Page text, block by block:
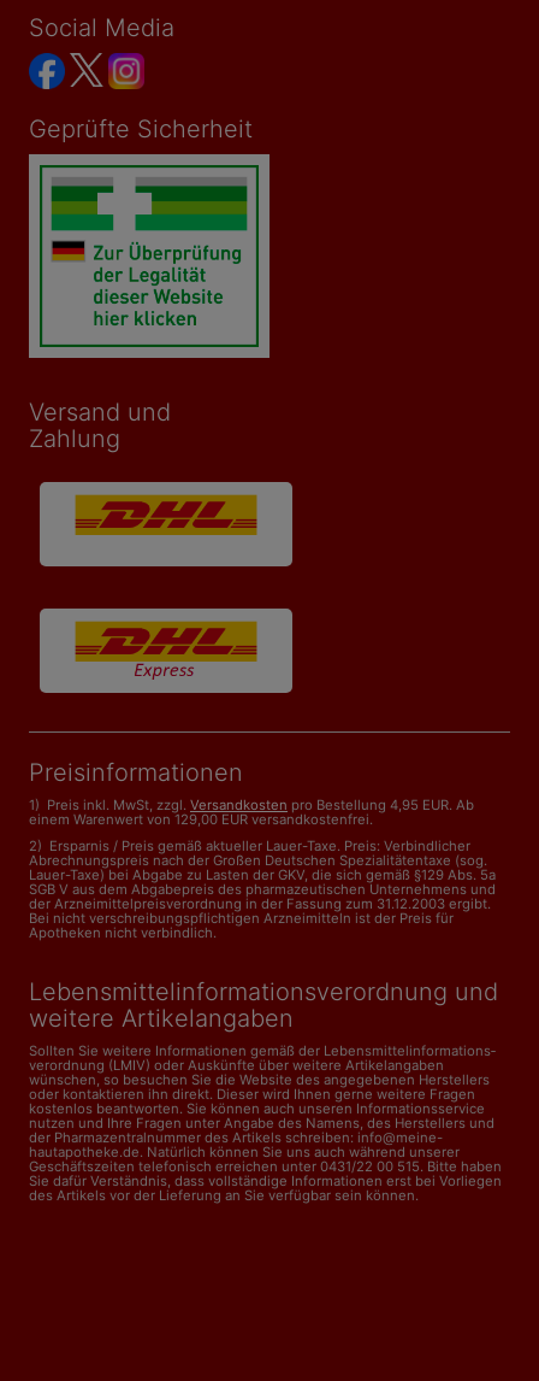
Social Media
Geprüfte Sicherheit
Versand und
Zahlung
Preisinformationen
1) Preis inkl. MwSt, zzgl. Versandkosten pro Bestellung 4,95 EUR. Ab
einem Warenwert von 129,00 EUR versandkostenfrei.
2) Ersparnis / Preis gemäß aktueller Lauer-Taxe. Preis: Verbindlicher
Abrechnungspreis nach der Großen Deutschen Spezialitätentaxe (sog.
Lauer-Taxe) bei Abgabe zu Lasten der GKV, die sich gemäß §129 Abs. 5a
SGB V aus dem Abgabepreis des pharmazeutischen Unternehmens und
der Arzneimittelpreisverordnung in der Fassung zum 31.12.2003 ergibt.
Bei nicht verschreibungspflichtigen Arzneimitteln ist der Preis für
Apotheken nicht verbindlich.
Lebensmittelinformations­verordnung und
weitere Artikelangaben
Sollten Sie weitere Informationen gemäß der Lebensmittel­informations­
verordnung (LMIV) oder Auskünfte über weitere Artikelangaben
wünschen, so besuchen Sie die Website des angegebenen Herstellers
oder kontaktieren ihn direkt. Dieser wird Ihnen gerne weitere Fragen
kostenlos beantworten. Sie können auch unseren Informationsservice
nutzen und Ihre Fragen unter Angabe des Namens, des Herstellers und
der Pharmazentralnummer des Artikels schreiben: info@meine-
hautapotheke.de. Natürlich können Sie uns auch während unserer
Geschäftszeiten telefonisch erreichen unter 0431/22 00 515. Bitte haben
Sie dafür Verständnis, dass vollständige Informationen erst bei Vorliegen
des Artikels vor der Lieferung an Sie verfügbar sein können.